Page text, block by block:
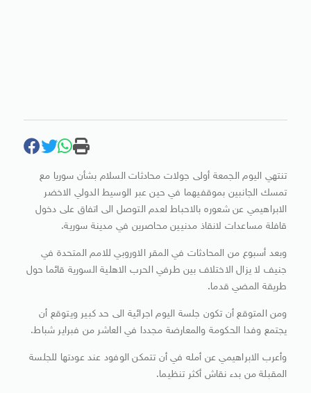
تنتهي اليوم الجمعة أولى جولات محادثات السلام بشأن سوريا مع
تمسك الجانبين بموقفيهما في حين عبر الوسيط الدولي الاخضر
الابراهيمي عن شعوره بالاحباط لعدم التوصل الى اتفاق على دخول
قافلة مساعدات لانقاذ مدنيين محاصرين في مدينة سورية.
وبعد أسبوع من المحادثات في المقر الاوروبي للامم المتحدة في
جنيف لا يزال الاختلاف بين طرفي الحرب الاهلية السورية قائما حول
طريقة المضي قدما.
ومن المتوقع أن تكون جلسة اليوم اجرائية الى حد كبير ويتوقع أن
يجتمع وفدا الحكومة والمعارضة مجددا في العاشر من فبراير شباط.
وأعرب الابراهيمي عن أمله في أن تتمكن الوفود عند عودتها للجلسة
المقبلة من بدء نقاش أكثر تنظيما.